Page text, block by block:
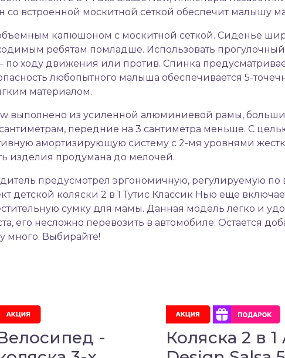
встроенной москитной сеткой обеспечит малышу
капюшоном с москитной сеткой. Сиденье
ребятам помладше. Использовать прогулочный
по ходу движения или против. Спинка
любопытного малыша обеспечивается 5-
материалом.
выполнено из усиленной алюминиевой рамы,
передние на 3 сантиметра меньше. С
амортизирующую систему с 2-мя уровнями
изделия продумана до мелочей.
предусмотрел эргономичную, регулируемую по
детской коляски 2 в 1 Тутис Классик Нью еще
сумку для мамы. Данная модель легко и
его несложно перевозить в автомобиле. Остается
много. Выбирайте!
-
Коляска 2 в 1